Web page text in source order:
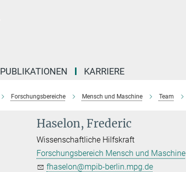
PUBLIKATIONEN KARRIERE
Forschungsbereiche Mensch und Maschine Team
Haselon, Frederic
Wissenschaftliche Hilfskraft
Forschungsbereich Mensch und Maschine
fhaselon@mpib-berlin.mpg.de